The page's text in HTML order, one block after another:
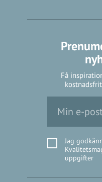
Få
Jag
uppgifter